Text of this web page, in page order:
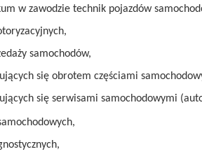
w zawodzie technik pojazdów
samochodów,
się obrotem częściami
się serwisami samochodowymi